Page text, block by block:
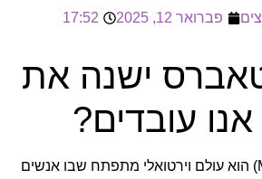
פברואר 12, 2025 17:52
ישנה את
עובדים?
המטאברס (Metaverse) הוא עולם וירטואלי מתפתח שבו אנשים